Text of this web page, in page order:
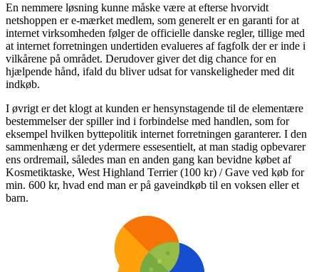
En nemmere løsning kunne måske være at efterse hvorvidt
netshoppen er e-mærket medlem, som generelt er en garanti for at
internet virksomheden følger de officielle danske regler, tillige med
at internet forretningen undertiden evalueres af fagfolk der er inde i
vilkårene på området. Derudover giver det dig chance for en
hjælpende hånd, ifald du bliver udsat for vanskeligheder med dit
indkøb.
I øvrigt er det klogt at kunden er hensynstagende til de elementære
bestemmelser der spiller ind i forbindelse med handlen, som for
eksempel hvilken byttepolitik internet forretningen garanterer. I den
sammenhæng er det ydermere essesentielt, at man stadig opbevarer
ens ordremail, således man en anden gang kan bevidne købet af
Kosmetiktaske, West Highland Terrier (100 kr) / Gave ved køb for
min. 600 kr, hvad end man er på gaveindkøb til en voksen eller et
barn.